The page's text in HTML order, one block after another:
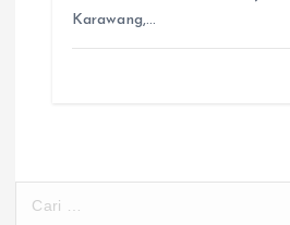
Karawang,…